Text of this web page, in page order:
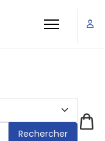
Rechercher